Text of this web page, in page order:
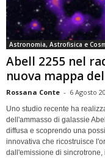
Astronomia, Astrofisica e
Abell 2255 nel
nuova mappa
Rossana Conte - 6 Agosto
Uno studio recente ha
dell'ammasso di galassie
diffusa e scoprendo una
innovativa che ricostruisce
dall'emissione di